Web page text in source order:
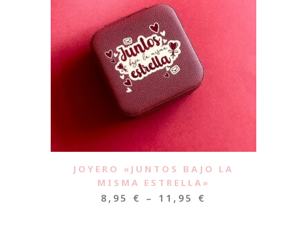
JOYERO «JUNTOS BAJO LA
MISMA ESTRELLA»
8,95 € – 11,95 €